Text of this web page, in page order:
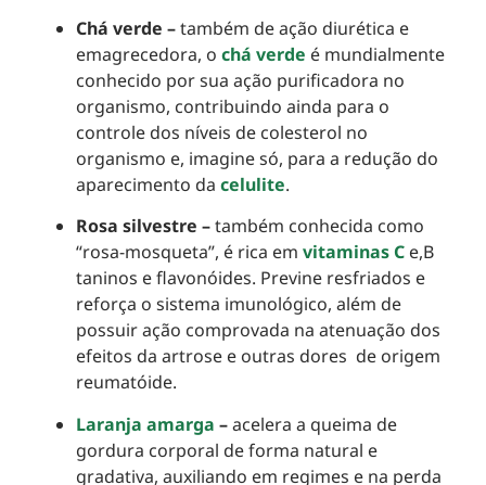
Chá verde –também de ação diurética e
emagrecedora, o chá verde é mundialmente
conhecido por sua ação purificadora no
organismo, contribuindo ainda para o
controle dos níveis de colesterol no
organismo e, imagine só, para a redução do
aparecimento da celulite.
Rosa silvestre –também conhecida como
“rosa-mosqueta”, é rica em vitaminas C e,B
taninos e flavonóides. Previne resfriados e
reforça o sistema imunológico, além de
possuir ação comprovada na atenuação dos
efeitos da artrose e outras dores de origem
reumatóide.
Laranja amarga –acelera a queima de
gordura corporal de forma natural e
gradativa, auxiliando em regimes e na perda